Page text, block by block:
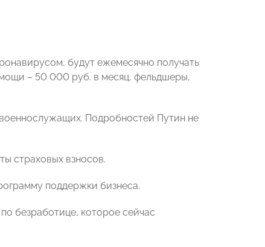
будут ежемесячно получать
– 50 000 руб. в месяц, фельдшеры,
Подробностей Путин не
страховых взносов.
поддержки бизнеса.
безработице, которое сейчас